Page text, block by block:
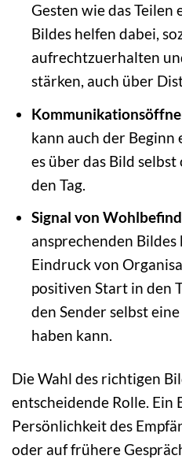
Gesten wie das Teilen
Bildes helfen dabei,
aufrechtzuerhalten
stärken, auch über
kann auch der Beginn
es über das Bild
den Tag.
Signal von
ansprechenden Bildes
Eindruck von
positiven Start in den
den Sender selbst
haben kann.
Die Wahl des richtigen
entscheidende Rolle. Ein
Persönlichkeit des
oder auf frühere